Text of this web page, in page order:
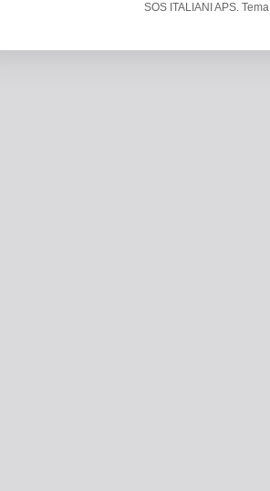
SOS ITALIANI APS.